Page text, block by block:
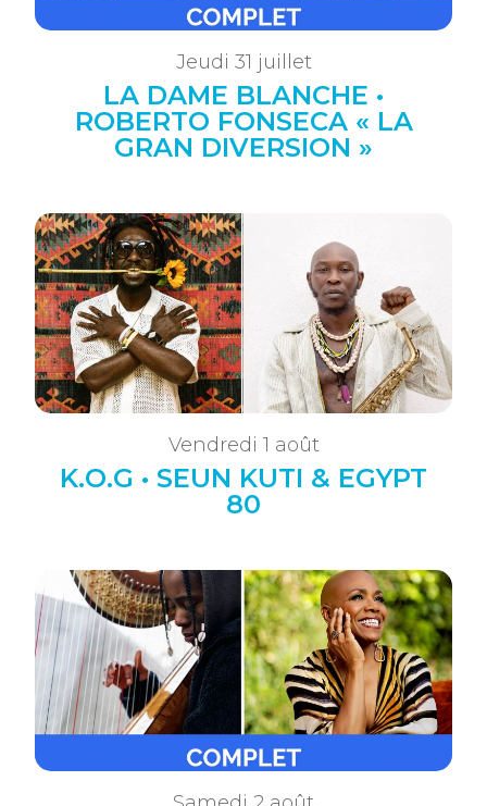
Jeudi 31 juillet
LA DAME BLANCHE •
ROBERTO FONSECA « LA
GRAN DIVERSION »
Vendredi 1 août
K.O.G • SEUN KUTI & EGYPT
80